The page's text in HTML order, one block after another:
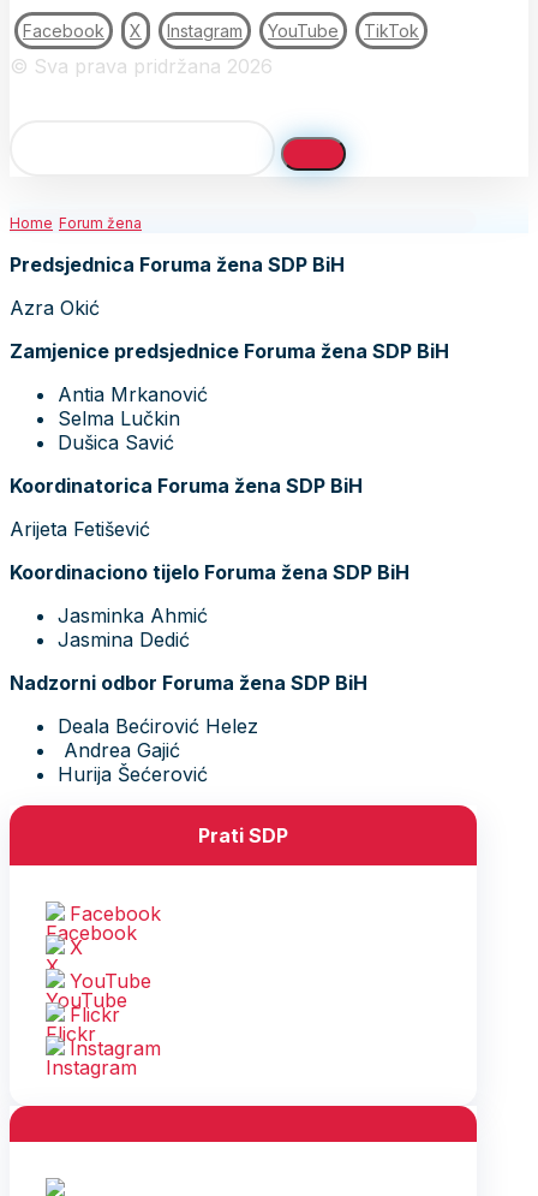
Facebook X Instagram YouTube TikTok
© Sva prava pridržana 2026
Home Forum žena
Predsjednica Foruma žena SDP BiH
Azra Okić
Zamjenice predsjednice Foruma žena SDP BiH
Antia Mrkanović
Selma Lučkin
Dušica Savić
Koordinatorica Foruma žena SDP BiH
Arijeta Fetišević
Koordinaciono tijelo Foruma žena SDP BiH
Jasminka Ahmić
Jasmina Dedić
Nadzorni odbor Foruma žena SDP BiH
Deala Bećirović Helez
Andrea Gajić
Hurija Šećerović
Prati SDP
Facebook
X
YouTube
Flickr
Instagram